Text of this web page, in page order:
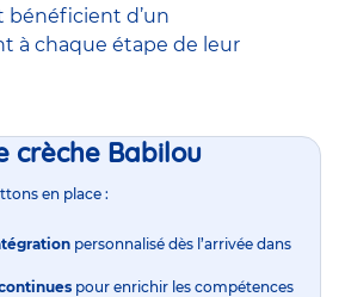
bénéficient d’un
à chaque étape de leur
crèche Babilou
en place :
personnalisé dès l’arrivée dans
pour enrichir les compétences